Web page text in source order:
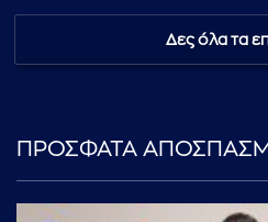
Δες όλα τα
ΠΡΟΣΦΑΤΑ